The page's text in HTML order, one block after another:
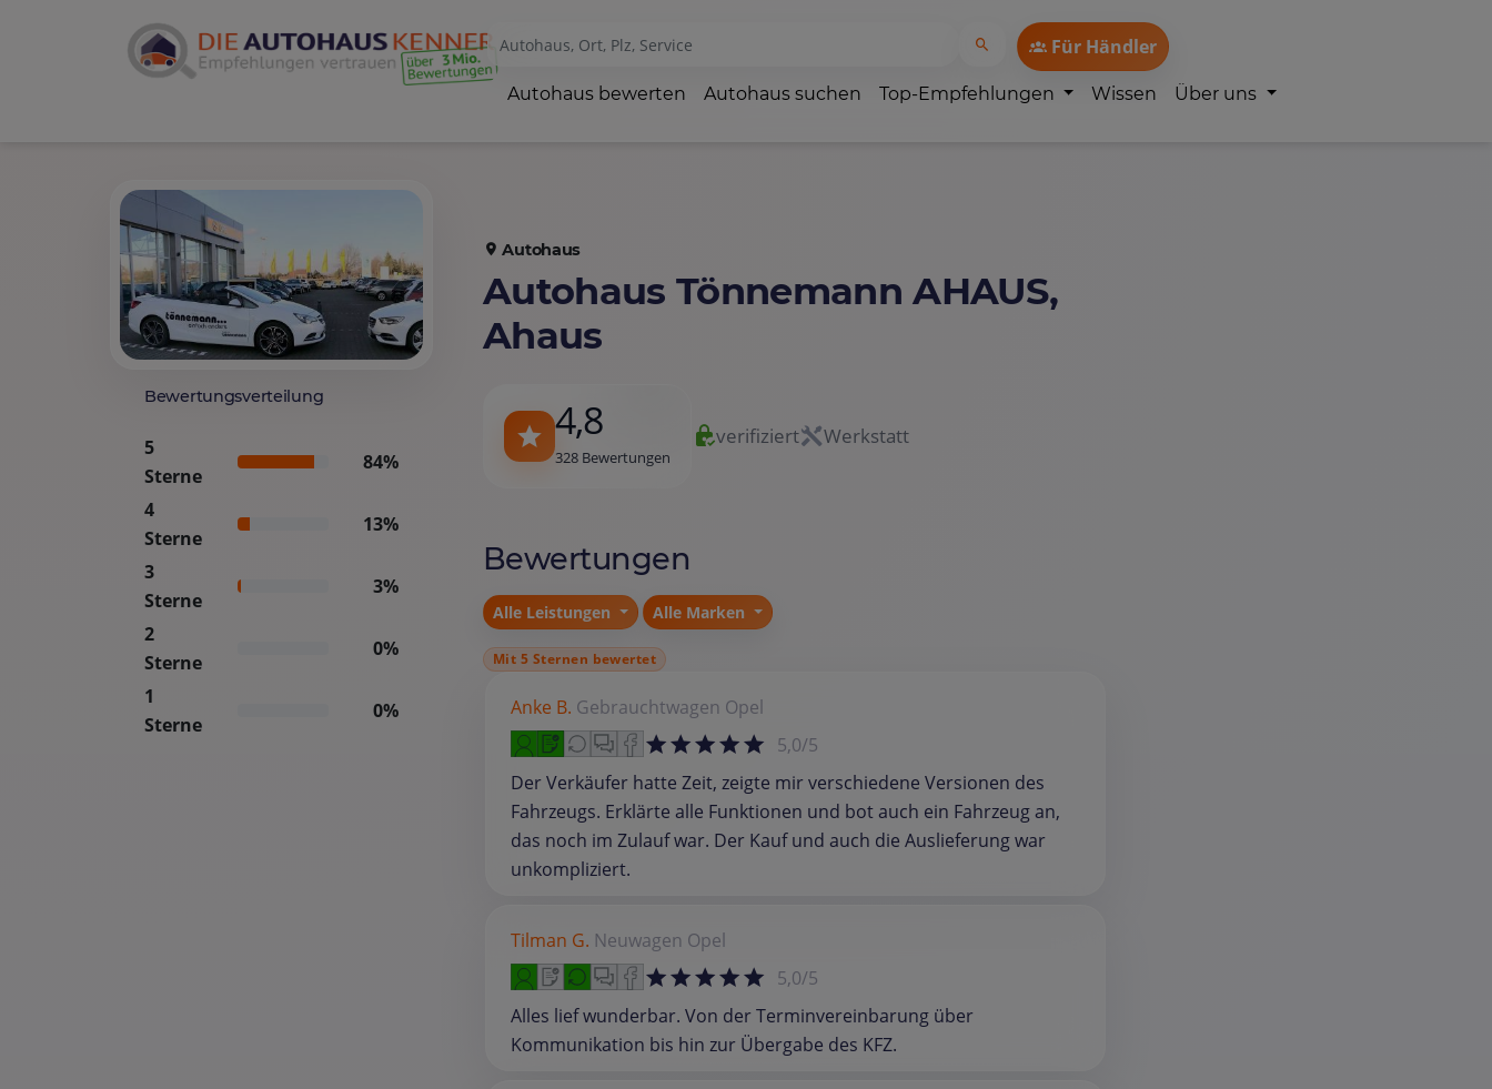
Für Händler
Autohaus bewerten Autohaus suchen Top-Empfehlungen Wissen Über uns
Bewertungsverteilung
5
Sterne
84%
4
Sterne
13%
3
Sterne
3%
2
Sterne
0%
1
Sterne
0%
Autohaus
Autohaus Tönnemann AHAUS,
Ahaus
4,8
328 Bewertungen
verifiziert Werkstatt
Bewertungen
Alle Leistungen Alle Marken
Mit 5 Sternen bewertet
Anke B. Gebrauchtwagen Opel
5,0/5
Der Verkäufer hatte Zeit, zeigte mir verschiedene Versionen des
Fahrzeugs. Erklärte alle Funktionen und bot auch ein Fahrzeug an,
das noch im Zulauf war. Der Kauf und auch die Auslieferung war
unkompliziert.
Tilman G. Neuwagen Opel
5,0/5
Alles lief wunderbar. Von der Terminvereinbarung über
Kommunikation bis hin zur Übergabe des KFZ.